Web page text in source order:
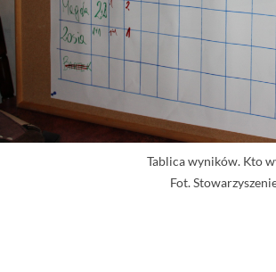
Tablica wyników. Kto
Fot.